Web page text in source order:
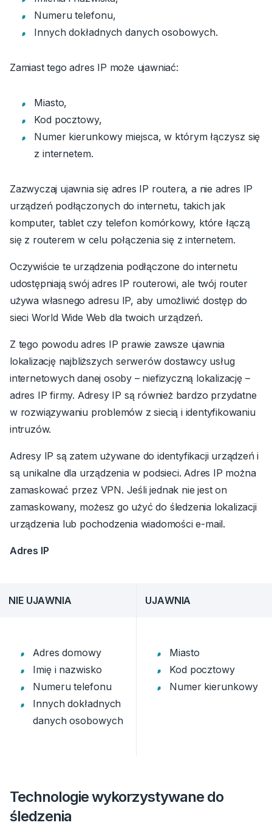
Numeru telefonu,
Innych dokładnych danych osobowych.
Zamiast tego adres IP może ujawniać:
Miasto,
Kod pocztowy,
Numer kierunkowy miejsca, w którym łączysz się
z internetem.
Zazwyczaj ujawnia się adres IP routera, a nie adres IP
urządzeń podłączonych do internetu, takich jak
komputer, tablet czy telefon komórkowy, które łączą
się z routerem w celu połączenia się z internetem.
Oczywiście te urządzenia podłączone do internetu
udostępniają swój adres IP routerowi, ale twój router
używa własnego adresu IP, aby umożliwić dostęp do
sieci World Wide Web dla twoich urządzeń.
Z tego powodu adres IP prawie zawsze ujawnia
lokalizację najbliższych serwerów dostawcy usług
internetowych danej osoby – niefizyczną lokalizację –
adres IP firmy. Adresy IP są również bardzo przydatne
w rozwiązywaniu problemów z siecią i identyfikowaniu
intruzów.
Adresy IP są zatem używane do identyfikacji urządzeń i
są unikalne dla urządzenia w podsieci. Adres IP można
zamaskować przez VPN. Jeśli jednak nie jest on
zamaskowany, możesz go użyć do śledzenia lokalizacji
urządzenia lub pochodzenia wiadomości e-mail.
Adres IP
NIE UJAWNIA UJAWNIA
Adres domowy
Imię i nazwisko
Numeru telefonu
Innych dokładnych
danych osobowych
Miasto
Kod pocztowy
Numer kierunkowy
Technologie wykorzystywane do
śledzenia